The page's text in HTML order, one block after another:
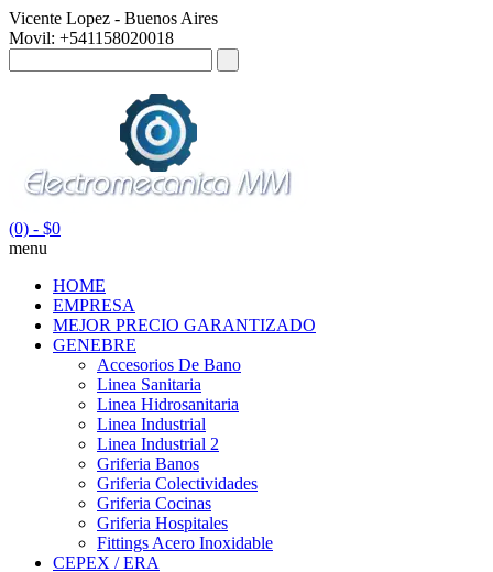
Vicente Lopez - Buenos Aires
Movil: +541158020018
(0) - $0
menu
HOME
EMPRESA
MEJOR PRECIO GARANTIZADO
GENEBRE
Accesorios De Bano
Linea Sanitaria
Linea Hidrosanitaria
Linea Industrial
Linea Industrial 2
Griferia Banos
Griferia Colectividades
Griferia Cocinas
Griferia Hospitales
Fittings Acero Inoxidable
CEPEX / ERA